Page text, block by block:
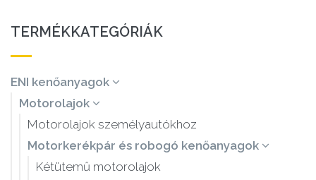
TERMÉKKATEGÓRIÁK
ENI kenőanyagok
Motorolajok
Motorolajok személyautókhoz
Motorkerékpár és robogó kenőanyagok
Kétütemű motorolajok